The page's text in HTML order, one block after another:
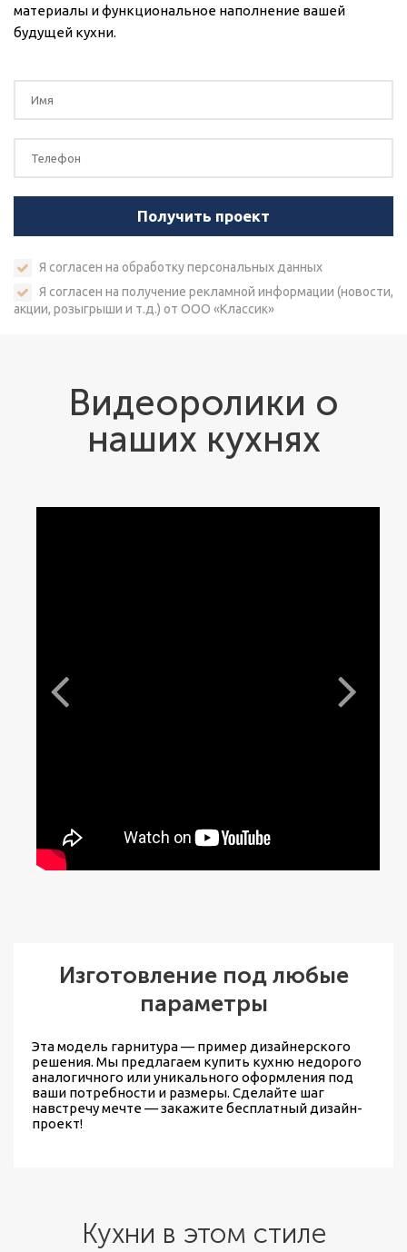
материалы и функциональное наполнение вашей
будущей кухни.
Я согласен на обработку персональных данных
Я согласен на получение рекламной информации (новости,
акции, розыгрыши и т.д.) от ООО «Классик»
Видеоролики о
наших кухнях
Изготовление под любые
параметры
Эта модель гарнитура — пример дизайнерского
решения. Мы предлагаем купить кухню недорого
аналогичного или уникального оформления под
ваши потребности и размеры. Сделайте шаг
навстречу мечте — закажите бесплатный дизайн-
проект!
Кухни в этом стиле